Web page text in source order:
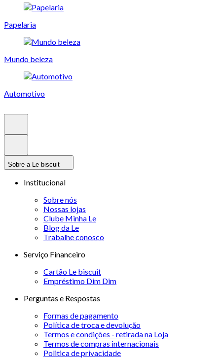
Papelaria
Mundo beleza
Automotivo
Sobre a Le biscuit
Institucional
Sobre nós
Nossas lojas
Clube Minha Le
Blog da Le
Trabalhe conosco
Serviço Financeiro
Cartão Le biscuit
Empréstimo Dim Dim
Perguntas e Respostas
Formas de pagamento
Política de troca e devolução
Termos e condições - retirada na Loja
Termos de compras internacionais
Politica de privacidade